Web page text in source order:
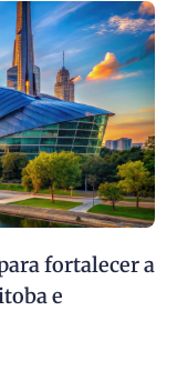
fortalecer a
e